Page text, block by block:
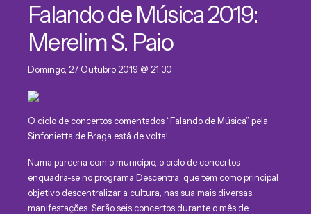
Falando de Música 2019:
Merelim S. Paio
Domingo, 27 Outubro 2019 @ 21:30
O ciclo de concertos comentados “Falando de Música” pela
Sinfonietta de Braga está de volta!
Numa parceria com o município, o ciclo de concertos
enquadra-se no programa Descentra, que tem como principal
objetivo descentralizar a cultura, nas sua mais diversas
manifestações. Serão seis concertos durante o mês de